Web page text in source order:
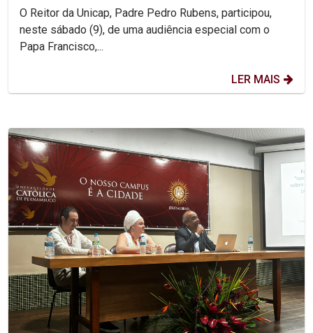
O Reitor da Unicap, Padre Pedro Rubens, participou,
neste sábado (9), de uma audiência especial com o
Papa Francisco,...
LER MAIS